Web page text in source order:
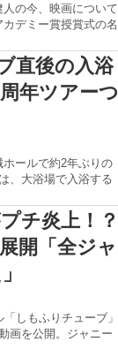
の今、映画について
デミー賞授賞式の名
直後の入浴
年ツアーつ
ールで約2年ぶりの
、大浴場で入浴する
チ炎上！？
開「全ジャ
しもふりチューブ」
画を公開。ジャニー